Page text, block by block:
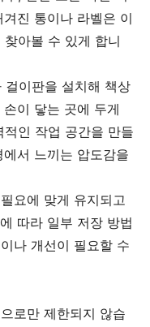
진 통이나 라벨은 이
아볼 수 있게 합니
이판을 설치해 책상
이 닿는 곳에 두게
인 작업 공간을 만들
서 느끼는 압도감을
요에 맞게 유지되고
따라 일부 저장 방법
나 개선이 필요할 수
로만 제한되지 않습